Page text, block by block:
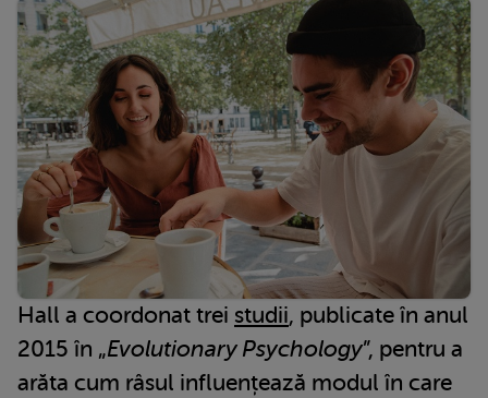
Hall a coordonat trei studii, publicate în anul
2015 în „Evolutionary Psychology”, pentru a
arăta cum râsul influențează modul în care